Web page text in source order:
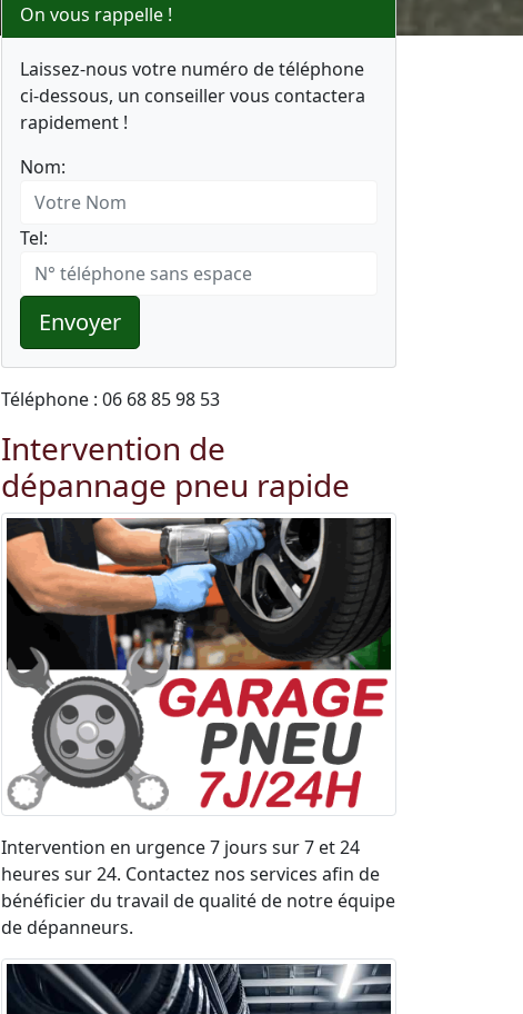
On vous rappelle !
Laissez-nous votre numéro de téléphone
ci-dessous, un conseiller vous contactera
rapidement !
Nom:
Tel:
Envoyer
Téléphone : 06 68 85 98 53
Intervention de
dépannage pneu rapide
Intervention en urgence 7 jours sur 7 et 24
heures sur 24. Contactez nos services afin de
bénéficier du travail de qualité de notre équipe
de dépanneurs.